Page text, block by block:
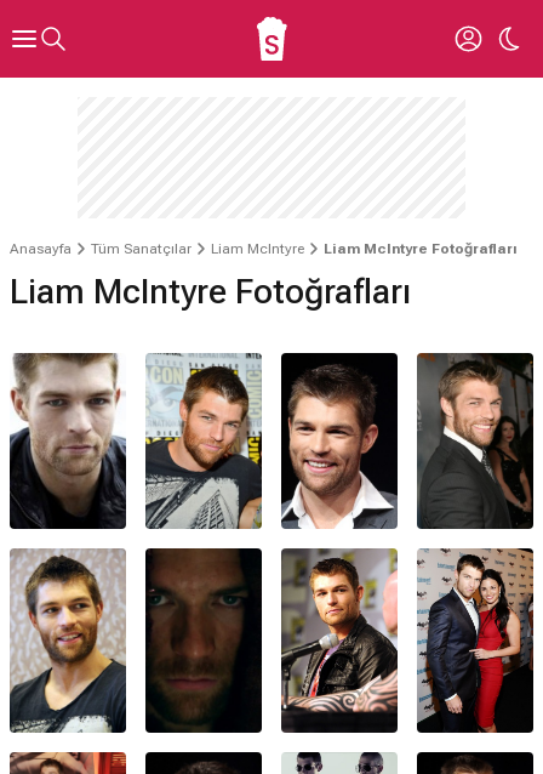
Anasayfa Tüm Sanatçılar Liam McIntyre Liam McIntyre Fotoğrafları
Liam McIntyre Fotoğrafları